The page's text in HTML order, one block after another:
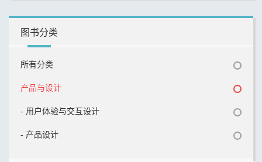
图书分类
所有分类
产品与设计
- 用户体验与交互设计
- 产品设计